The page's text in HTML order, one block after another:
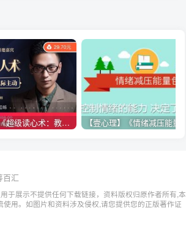
【荔枝微课】《超级读心术：教你瞬间识人术》
百汇
于展示不提供任何下载链接，资料版权归原作者所有,本
用。如图片和资料涉及侵权,请您提供您的正版著作证